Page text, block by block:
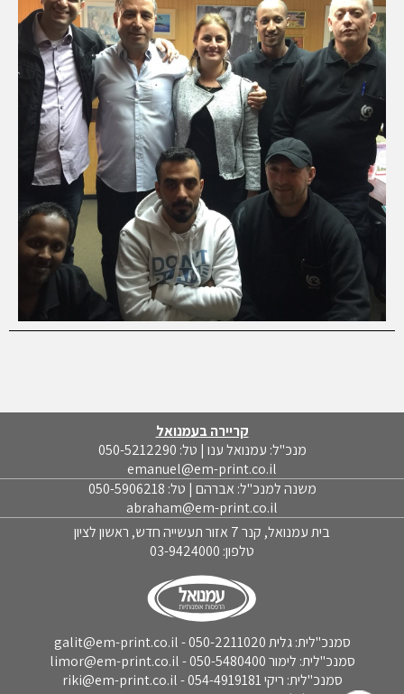
קריירה בעמנואל
מנכ"ל: עמנואל ענו | טל: 050-5212290
emanuel@em-print.co.il
משנה למנכ"ל: אברהם | טל: 050-5906218
abraham@em-print.co.il
בית עמנואל, קנר 7 אזור תעשייה חדש, ראשון לציון
טלפון: 03-9424000
סמנכ"לית: גלית 050-2211020 - galit@em-print.co.il
סמנכ"לית: לימור 050-5480400 - limor@em-print.co.il
סמנכ"לית: ריקי 054-4919181 - riki@em-print.co.il